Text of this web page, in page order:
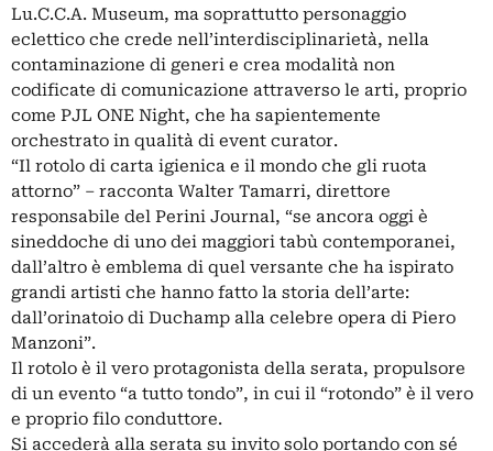
Lu.C.C.A. Museum, ma soprattutto personaggio
eclettico che crede nell’interdisciplinarietà, nella
contaminazione di generi e crea modalità non
codificate di comunicazione attraverso le arti, proprio
come PJL ONE Night, che ha sapientemente
orchestrato in qualità di event curator.
“Il rotolo di carta igienica e il mondo che gli ruota
attorno” – racconta Walter Tamarri, direttore
responsabile del Perini Journal, “se ancora oggi è
sineddoche di uno dei maggiori tabù contemporanei,
dall’altro è emblema di quel versante che ha ispirato
grandi artisti che hanno fatto la storia dell’arte:
dall’orinatoio di Duchamp alla celebre opera di Piero
Manzoni”.
Il rotolo è il vero protagonista della serata, propulsore
di un evento “a tutto tondo”, in cui il “rotondo” è il vero
e proprio filo conduttore.
Si accederà alla serata su invito solo portando con sé